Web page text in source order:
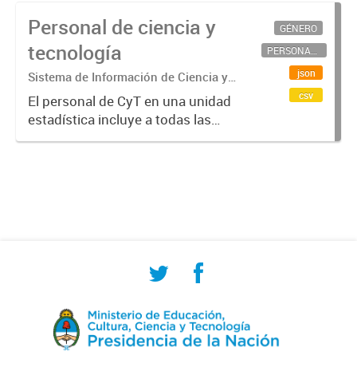
Personal de ciencia y
tecnología
Sistema de Información de Ciencia y
Tecnología Argentino (SICYTAR)
El personal de CyT en una unidad
estadística incluye a todas las
personas involucradas
GÉNERO
PERSONAL CIENTÍFICO-TECNOLÓGICO
json
csv